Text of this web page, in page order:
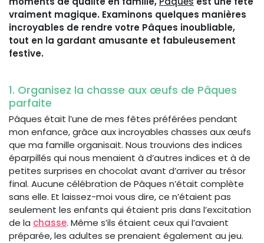
vraiment magique. Examinons quelques manières
incroyables de rendre votre Pâques inoubliable,
tout en la gardant amusante et fabuleusement
festive.
1. Organisez la chasse aux œufs de Pâques
parfaite
Pâques était l’une de mes fêtes préférées pendant
mon enfance, grâce aux incroyables chasses aux œufs
que ma famille organisait. Nous trouvions des indices
éparpillés qui nous menaient à d’autres indices et à de
petites surprises en chocolat avant d’arriver au trésor
final. Aucune célébration de Pâques n’était complète
sans elle. Et laissez-moi vous dire, ce n’étaient pas
seulement les enfants qui étaient pris dans l’excitation
de la chasse. Même s’ils étaient ceux qui l’avaient
préparée, les adultes se prenaient également au jeu.